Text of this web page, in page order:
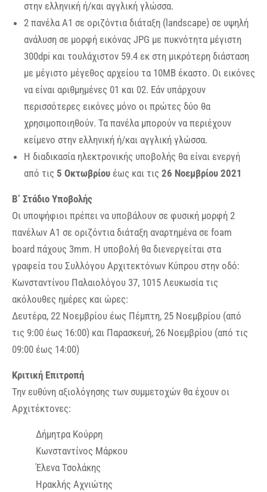
στην ελληνική ή/και αγγλική γλώσσα.
2 πανέλα Α1 σε οριζόντια διάταξη (landscape) σε υψηλή
ανάλυση σε μορφή εικόνας JPG με πυκνότητα μέγιστη
300dpi και τουλάχιστον 59.4 εκ στη μικρότερη διάσταση
με μέγιστο μέγεθος αρχείου τα 10MB έκαστο. Οι εικόνες
να είναι αριθμημένες 01 και 02. Εάν υπάρχουν
περισσότερες εικόνες μόνο οι πρώτες δύο θα
χρησιμοποιηθούν. Τα πανέλα μπορούν να περιέχουν
κείμενο στην ελληνική ή/και αγγλική γλώσσα.
Η διαδικασία ηλεκτρονικής υποβολής θα είναι ενεργή
από τις 5 Οκτωβρίου έως και τις 26 Νοεμβρίου 2021
Β’ Στάδιο Υποβολής
Οι υποψήφιοι πρέπει να υποβάλουν σε φυσική μορφή 2
πανέλων Α1 σε οριζόντια διάταξη αναρτημένα σε foam
board πάχους 3mm. Η υποβολή θα διενεργείται στα
γραφεία του Συλλόγου Αρχιτεκτόνων Κύπρου στην οδό:
Κωνσταντίνου Παλαιολόγου 37, 1015 Λευκωσία τις
ακόλουθες ημέρες και ώρες:
Δευτέρα, 22 Νοεμβρίου έως Πέμπτη, 25 Νοεμβρίου (από
τις 9:00 έως 16:00) και Παρασκευή, 26 Νοεμβρίου (από τις
09:00 έως 14:00)
Κριτική Επιτροπή
Την ευθύνη αξιολόγησης των συμμετοχών θα έχουν οι
Αρχιτέκτονες:
Δήμητρα Κούρρη
Κωνσταντίνος Μάρκου
Έλενα Τσολάκης
Ηρακλής Αχνιώτης